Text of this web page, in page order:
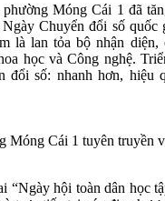
Móng Cái 1 đã
Chuyển đổi số quốc
là lan tỏa bộ nhận diện,
học và Công nghệ.
đổi số: nhanh hơn, hiệu
Móng Cái 1 tuyên truyền
“Ngày hội toàn dân học